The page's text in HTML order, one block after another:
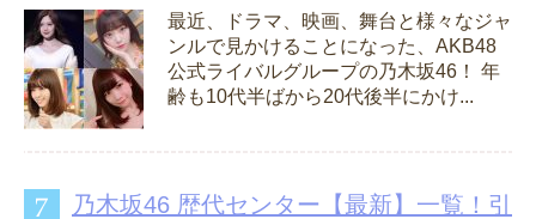
最近、ドラマ、映画、舞台と様々なジャ
ンルで見かけることになった、AKB48
公式ライバルグループの乃木坂46！ 年
齢も10代半ばから20代後半にかけ...
乃木坂46 歴代センター【最新】一覧！引